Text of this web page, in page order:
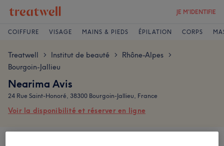
JE M'IDENTIFIE
COIFFURE VISAGE MAINS & PIEDS ÉPILATION CORPS
Treatwell > Institut de beauté > Rhône-Alpes >
Bourgoin-Jallieu
Nearima Avis
24 Rue Saint-Honoré, 38300 Bourgoin-Jallieu, France
Voir la disponibilité et réserver en ligne